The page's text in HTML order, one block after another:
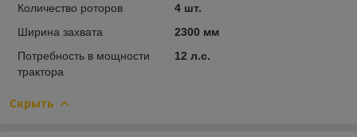
Количество роторов
4 шт.
Ширина захвата
2300 мм
Потребность в мощности
трактора
12 л.с.
Скрыть